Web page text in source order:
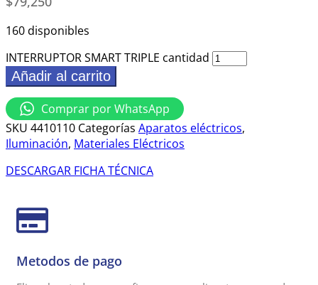
160 disponibles
INTERRUPTOR SMART TRIPLE cantidad
Añadir al carrito
Comprar por WhatsApp
SKU 4410110 Categorías Aparatos eléctricos,
Iluminación, Materiales Eléctricos
DESCARGAR FICHA TÉCNICA
Metodos de pago